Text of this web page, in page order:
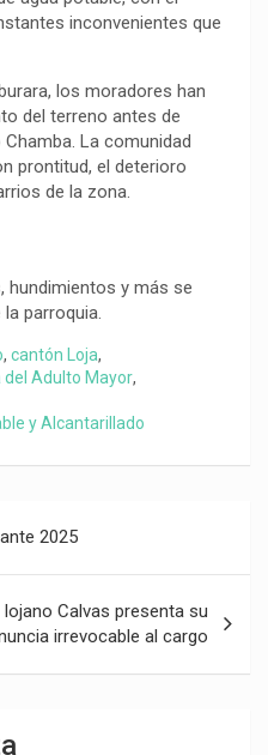
inconvenientes que
los moradores han
del terreno antes de
La comunidad
prontitud, el deterioro
de la zona.
hundimientos y más se
parroquia.
, cantón Loja,
del Adulto Mayor,
y Alcantarillado
2025
Calvas presenta su
irrevocable al cargo